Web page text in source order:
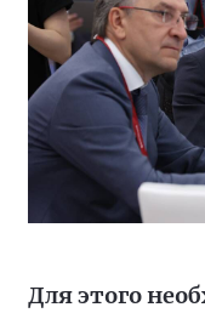
Для этого